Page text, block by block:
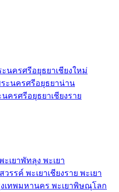
ะนครศรีอยุธยาเชียงใหม่
ะนครศรีอยุธยาน่าน
นครศรีอยุธยาเชียงราย
ะเยาพัทลุง พะเยา
วรรค์ พะเยาเชียงราย พะเยา
เทพมหานคร พะเยาพิษณุโลก